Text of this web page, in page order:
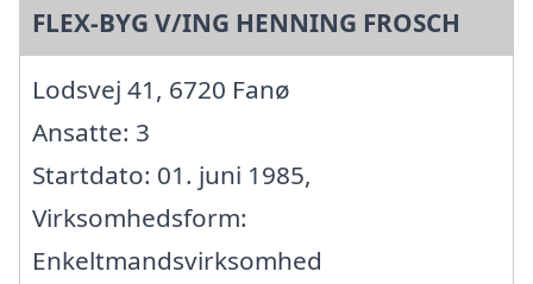
FLEX-BYG V/ING HENNING FROSCH
Lodsvej 41, 6720 Fanø
Ansatte: 3
Startdato: 01. juni 1985,
Virksomhedsform:
Enkeltmandsvirksomhed